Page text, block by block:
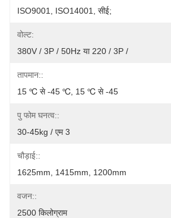
ISO9001, ISO14001, सीई;
वोल्ट:
380V / 3P / 50Hz या 220 / 3P /
तापमान::
15 ℃ से -45 ℃, 15 ℃ से -45
पु फोम घनत्व::
30-45kg / एम 3
चौड़ाई::
1625mm, 1415mm, 1200mm
वजन::
2500 किलोग्राम